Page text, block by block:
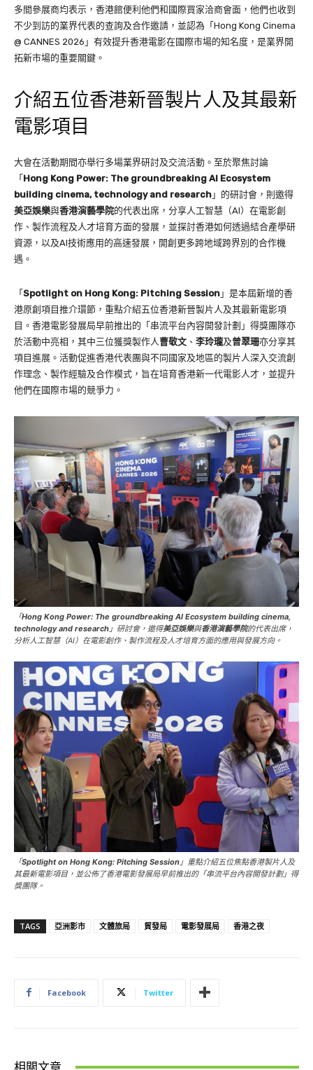
多間參展商均表示，香港館便利他們和國際買家洽商會面，他們也收到
不少到訪的業界代表的查詢及合作邀請，並認為「Hong Kong Cinema
@ CANNES 2026」有效提升香港電影在國際市場的知名度，是業界開
拓新市場的重要關鍵。
介紹五位香港新晉製片人及其最新
電影項目
大會在活動期間亦舉行多場業界研討及交流活動。至於聚焦討論
「Hong Kong Power: The groundbreaking AI Ecosystem
building cinema, technology and research 」的研討會，則邀得
美亞娛樂與香港演藝學院的代表出席，分享人工智慧（AI）在電影創
作、製作流程及人才培育方面的發展，並探討香港如何透過結合產學研
資源，以及AI技術應用的高速發展，開創更多跨地域跨界別的合作機
遇。
「Spotlight on Hong Kong: Pitching Session 」是本屆新增的香
港原創項目推介環節，重點介紹五位香港新晉製片人及其最新電影項
目。香港電影發展局早前推出的「串流平台內容開發計劃」得獎團隊亦
於活動中亮相，其中三位獲獎製作人曹敬文 、 李玲瓏及曾翠珊亦分享其
項目進展。活動促進香港代表團與不同國家及地區的製片人深入交流創
作理念、製作經驗及合作模式，旨在培育香港新一代電影人才，並提升
他們在國際市場的競爭力。
「Hong Kong Power: The groundbreaking AI Ecosystem building cinema,
technology and research 」研討會，邀得美亞娛樂與香港演藝學院的代表出席，
分析人工智慧（AI）在電影創作、製作流程及人才培育方面的應用與發展方向。
「Spotlight on Hong Kong: Pitching Session 」重點介紹五位焦點香港製片人及
其最新電影項目，並公佈了香港電影發展局早前推出的「串流平台內容開發計劃」得
獎團隊。
TAGS 亞洲影市 文體旅局 貿發局 電影發展局 香港之夜
Facebook Twitter
相關文章